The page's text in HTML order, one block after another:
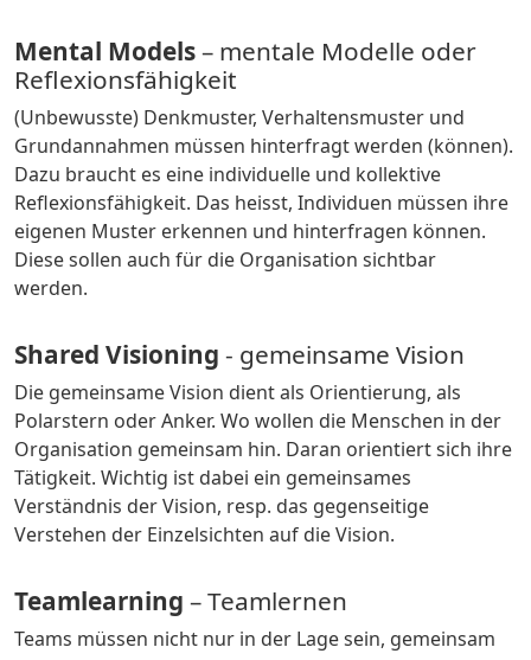
Mental Models– mentale Modelle oder
Reflexionsfähigkeit
(Unbewusste) Denkmuster, Verhaltensmuster und
Grundannahmen müssen hinterfragt werden (können).
Dazu braucht es eine individuelle und kollektive
Reflexionsfähigkeit. Das heisst, Individuen müssen ihre
eigenen Muster erkennen und hinterfragen können.
Diese sollen auch für die Organisation sichtbar
werden.
Shared Visioning - gemeinsame Vision
Die gemeinsame Vision dient als Orientierung, als
Polarstern oder Anker. Wo wollen die Menschen in der
Organisation gemeinsam hin. Daran orientiert sich ihre
Tätigkeit. Wichtig ist dabei ein gemeinsames
Verständnis der Vision, resp. das gegenseitige
Verstehen der Einzelsichten auf die Vision.
Teamlearning – Teamlernen
Teams müssen nicht nur in der Lage sein, gemeinsam